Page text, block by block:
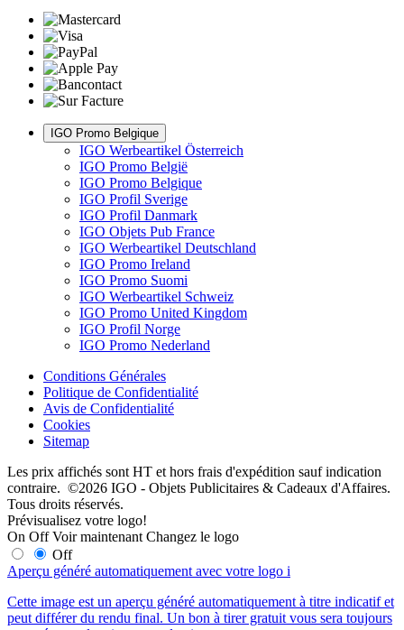
IGO Promo Belgique
IGO Werbeartikel Österreich
IGO Promo België
IGO Promo Belgique
IGO Profil Sverige
IGO Profil Danmark
IGO Objets Pub France
IGO Werbeartikel Deutschland
IGO Promo Ireland
IGO Promo Suomi
IGO Werbeartikel Schweiz
IGO Promo United Kingdom
IGO Profil Norge
IGO Promo Nederland
Conditions Générales
Politique de Confidentialité
Avis de Confidentialité
Cookies
Sitemap
Les prix affichés sont HT et hors frais d'expédition sauf indication
contraire. ©2026 IGO - Objets Publicitaires & Cadeaux d'Affaires.
Tous droits réservés.
Prévisualisez votre logo!
On Off Voir maintenant Changez le logo
Off
Aperçu généré automatiquement avec votre logo i
Cette image est un aperçu généré automatiquement à titre indicatif et
peut différer du rendu final. Un bon à tirer gratuit vous sera toujours